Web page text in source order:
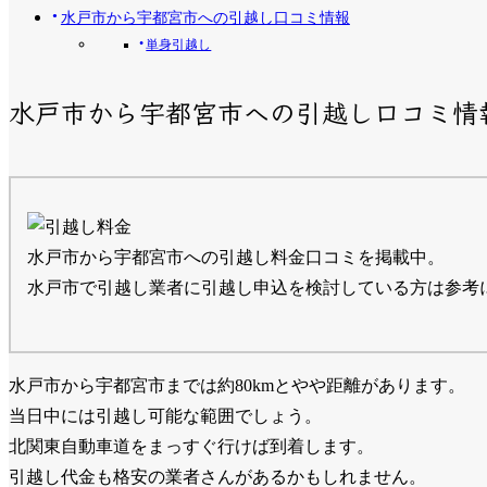
水戸市から宇都宮市への引越し口コミ情報
単身引越し
水戸市から宇都宮市への引越し口コミ情
水戸市から宇都宮市への引越し料金口コミを掲載中。
水戸市で引越し業者に引越し申込を検討している方は参考
水戸市から宇都宮市までは約80kmとやや距離があります。
当日中には引越し可能な範囲でしょう。
北関東自動車道をまっすぐ行けば到着します。
引越し代金も格安の業者さんがあるかもしれません。